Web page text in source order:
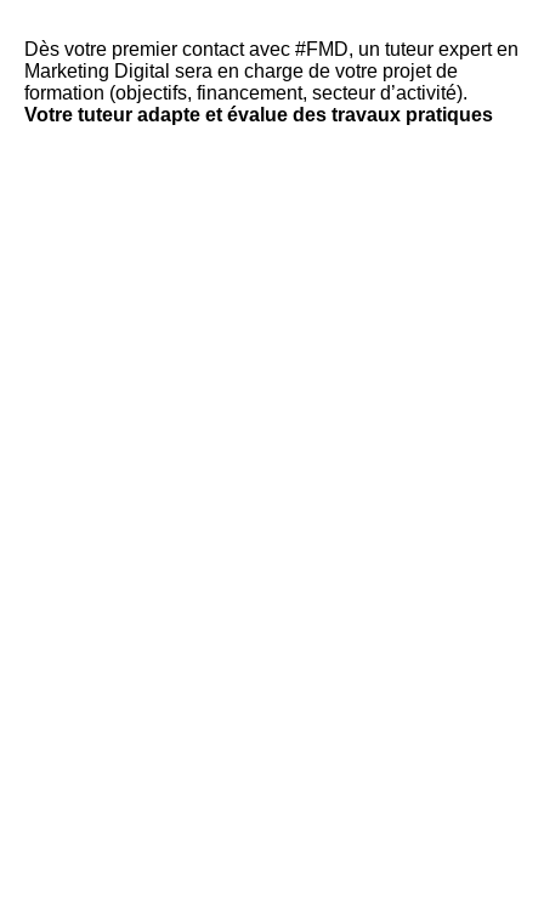
Dès votre premier contact avec #FMD, un tuteur expert en
Marketing Digital sera en charge de votre projet de
formation (objectifs, financement, secteur d’activité).
Votre tuteur adapte et évalue des travaux pratiques